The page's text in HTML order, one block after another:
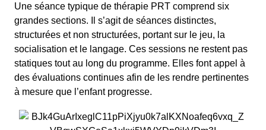
Une séance typique de thérapie PRT comprend six
grandes sections. Il s’agit de séances distinctes,
structurées et non structurées, portant sur le jeu, la
socialisation et le langage. Ces sessions ne restent pas
statiques tout au long du programme. Elles font appel à
des évaluations continues afin de les rendre pertinentes
à mesure que l’enfant progresse.